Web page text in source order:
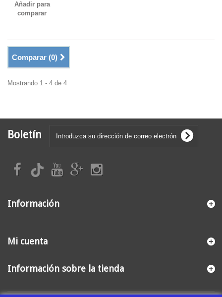
Añadir para
comparar
Comparar (0)
Mostrando 1 - 4 de 4
Boletín
Información
Mi cuenta
Información sobre la tienda